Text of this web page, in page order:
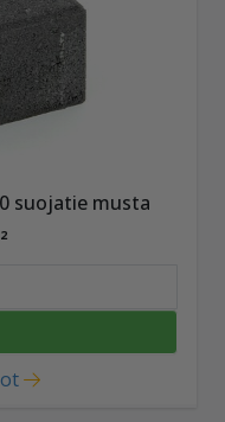
suojatie musta